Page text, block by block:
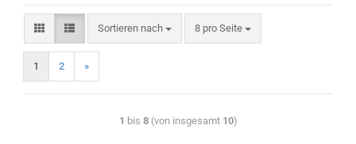
Sortieren nach 8 pro Seite
1 2 »
1 bis 8(von insgesamt 10)